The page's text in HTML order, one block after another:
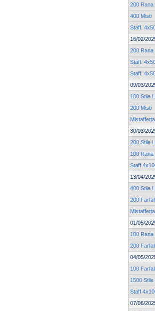
200 Rana
400 Misti
Staff.
16/02/
200 Rana
Staff. 4x50
Staff.
09/03/
100 Stile
200 Misti
30/03/
200 Stile
100 Rana
Staff
13/04/
400 Stile
200
01/05/
100 Rana
200
04/05/
100
1500
Staff
07/06/